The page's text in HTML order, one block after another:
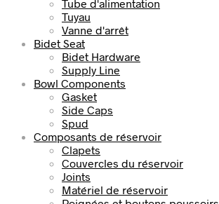
Tube d'alimentation
Tuyau
Vanne d'arrêt
Bidet Seat
Bidet Hardware
Supply Line
Bowl Components
Gasket
Side Caps
Spud
Composants de réservoir
Clapets
Couvercles du réservoir
Joints
Matériel de réservoir